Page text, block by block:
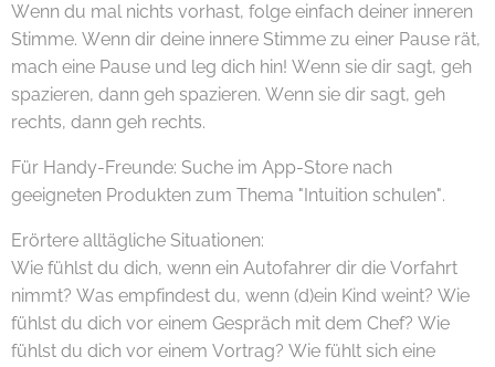
Wenn du mal nichts vorhast, folge einfach deiner inneren
Stimme. Wenn dir deine innere Stimme zu einer Pause rät,
mach eine Pause und leg dich hin! Wenn sie dir sagt, geh
spazieren, dann geh spazieren. Wenn sie dir sagt, geh
rechts, dann geh rechts.
Für Handy-Freunde: Suche im App-Store nach
geeigneten Produkten zum Thema "Intuition schulen".
Erörtere alltägliche Situationen:
Wie fühlst du dich, wenn ein Autofahrer dir die Vorfahrt
nimmt? Was empfindest du, wenn (d)ein Kind weint? Wie
fühlst du dich vor einem Gespräch mit dem Chef? Wie
fühlst du dich vor einem Vortrag? Wie fühlt sich eine